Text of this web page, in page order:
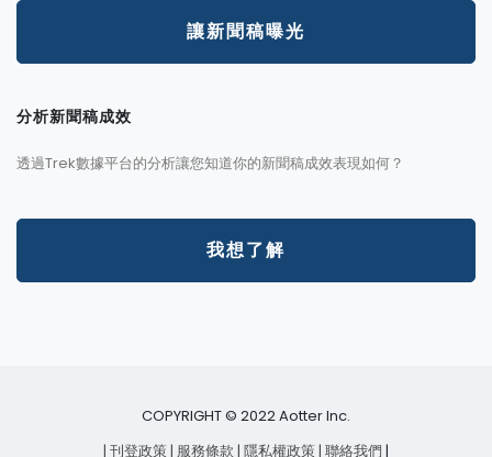
讓新聞稿曝光
分析新聞稿成效
透過Trek數據平台的分析讓您知道你的新聞稿成效表現如何？
我想了解
COPYRIGHT © 2022 Aotter Inc.
| 刊登政策| 服務條款| 隱私權政策| 聯絡我們 |